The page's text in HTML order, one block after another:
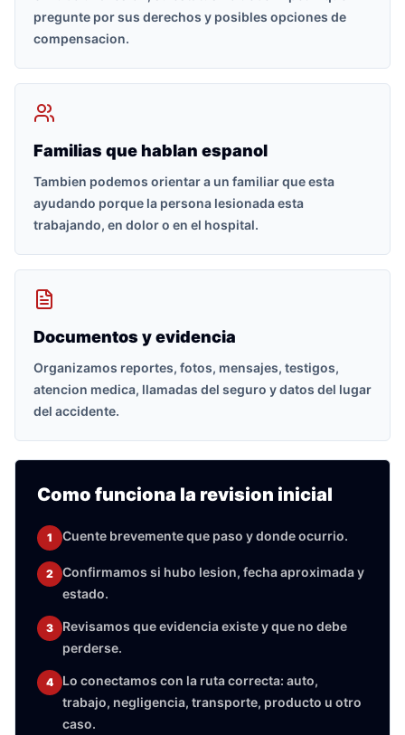
pregunte por sus derechos y posibles opciones de
compensacion.
Familias que hablan espanol
Tambien podemos orientar a un familiar que esta
ayudando porque la persona lesionada esta
trabajando, en dolor o en el hospital.
Documentos y evidencia
Organizamos reportes, fotos, mensajes, testigos,
atencion medica, llamadas del seguro y datos del lugar
del accidente.
Como funciona la revision inicial
1 Cuente brevemente que paso y donde ocurrio.
2
Confirmamos si hubo lesion, fecha aproximada y
estado.
3
Revisamos que evidencia existe y que no debe
perderse.
4
Lo conectamos con la ruta correcta: auto,
trabajo, negligencia, transporte, producto u otro
caso.